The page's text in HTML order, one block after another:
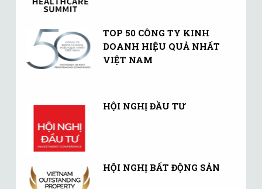
TOP 50 CÔNG TY KINH
DOANH HIỆU QUẢ NHẤT
VIỆT NAM
HỘI NGHỊ ĐẦU TƯ
HỘI NGHỊ BẤT ĐỘNG SẢN